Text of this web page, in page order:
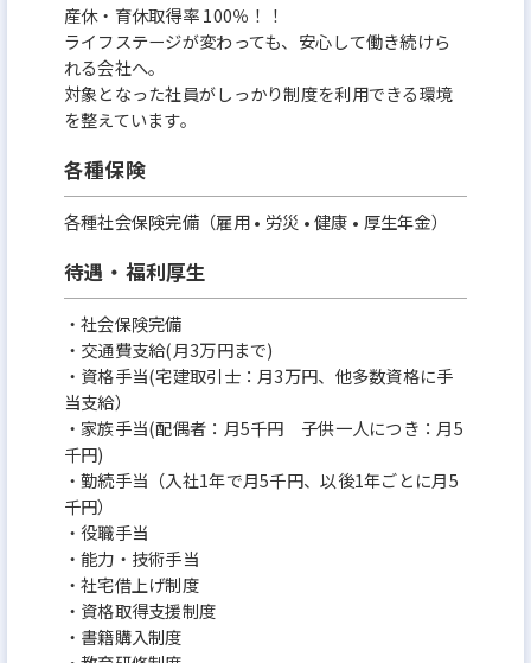
産休・育休取得率 100％！！
ライフステージが変わっても、安心して働き続けら
れる会社へ。
対象となった社員がしっかり制度を利用できる環境
を整えています。
各種保険
各種社会保険完備（雇用 • 労災 • 健康 • 厚生年金）
待遇・福利厚生
・社会保険完備
・交通費支給(月3万円まで)
・資格手当(宅建取引士：月3万円、他多数資格に手
当支給）
・家族手当(配偶者：月5千円 子供一人につき：月5
千円)
・勤続手当（入社1年で月5千円、以後1年ごとに月5
千円）
・役職手当
・能力・技術手当
・社宅借上げ制度
・資格取得支援制度
・書籍購入制度